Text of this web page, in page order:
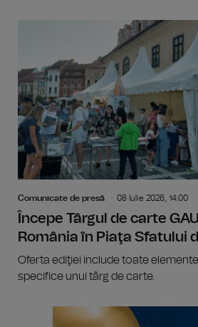
Comunicate de presă 08 Iulie 2026, 14:00
Începe Târgul de carte
România în Piaţa Sfatului
Oferta ediţiei include toate
specifice unui târg de carte.